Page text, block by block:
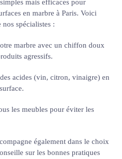
mais efficaces pour
en marbre à Paris. Voici
spécialistes :
marbre avec un chiffon doux
agressifs.
acides (vin, citron, vinaigre) en
les meubles pour éviter les
également dans le choix
sur les bonnes pratiques